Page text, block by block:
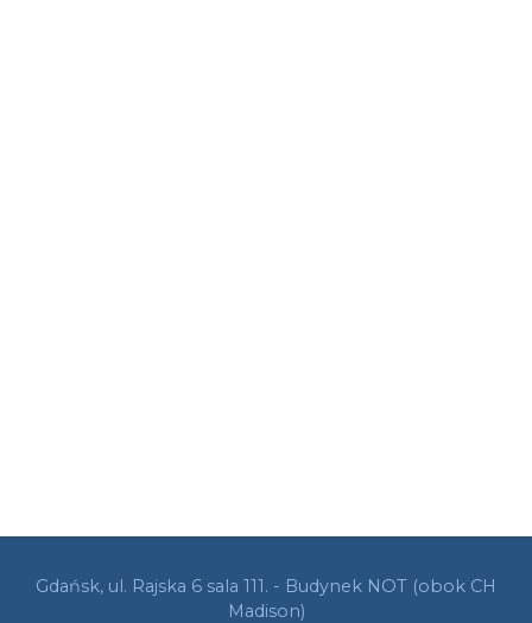
Gdańsk, ul. Rajska 6 sala 111. - Budynek NOT (obok CH
Madison)